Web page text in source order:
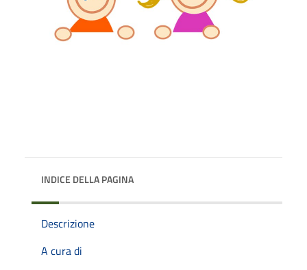
INDICE DELLA PAGINA
Descrizione
A cura di